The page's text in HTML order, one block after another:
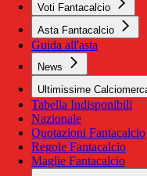
Voti Fantacalcio
Asta Fantacalcio
Guida all'asta
News
Ultimissime
Tabella Indisponibili
Nazionale
Quotazioni Fantacalcio
Regole Fantacalcio
Maglie Fantacalcio